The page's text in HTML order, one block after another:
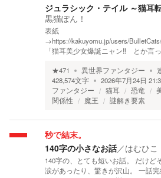
ジュラシック・テイル ～猫耳
黒猫ぽん！
表紙
→https://kakuyomu.jp/users/
「猫耳美少女爆誕ニャン‼ とか言
★471 異世界ファンタジー
428,574文字 2026年7月24日
ファンタジー
猫耳 恐竜
関係性
魔王 謎解き要素
秒で結末。
140字の小さなお話／はむひこ
140字の、とても短いお話。 だけど
涙があったり、驚きが沢山。 一話